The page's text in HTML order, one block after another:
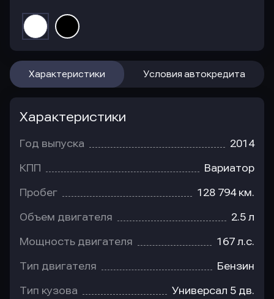
Характеристики Условия автокредита
Характеристики
Год выпуска 2014
КПП Вариатор
Пробег 128 794 км.
Объем двигателя 2.5 л
Мощность двигателя 167 л.с.
Тип двигателя Бензин
Тип кузова Универсал 5 дв.